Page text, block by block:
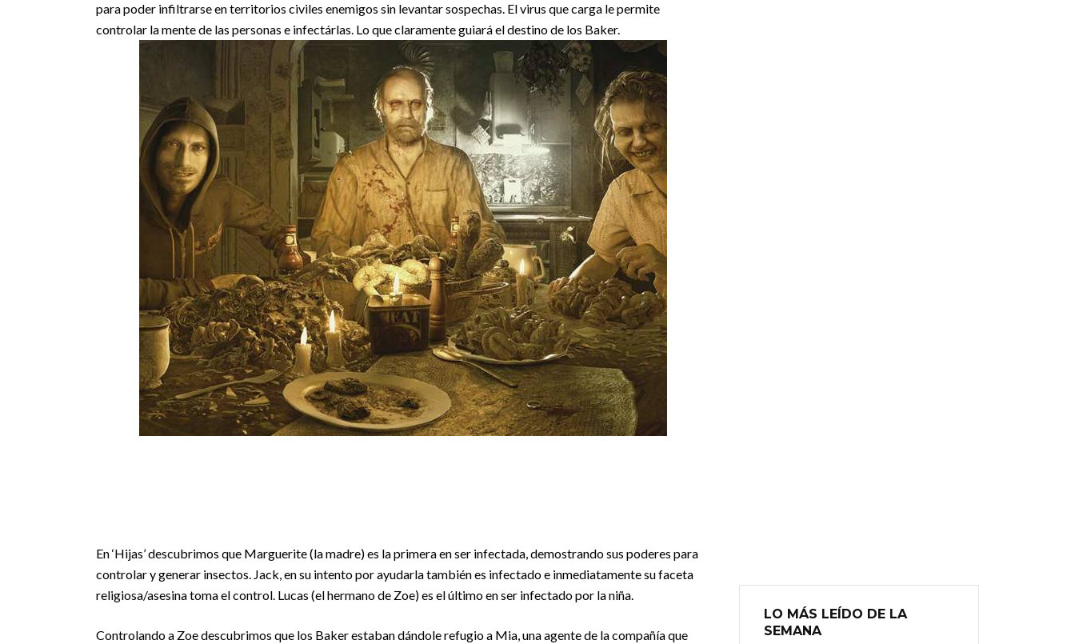
para poder infiltrarse en territorios civiles enemigos sin levantar sospechas. El virus que carga le permite
controlar la mente de las personas e infectárlas. Lo que claramente guiará el destino de los Baker.
En ‘Hijas’ descubrimos que Marguerite (la madre) es la primera en ser infectada, demostrando sus poderes para
controlar y generar insectos. Jack, en su intento por ayudarla también es infectado e inmediatamente su faceta
religiosa/asesina toma el control. Lucas (el hermano de Zoe) es el último en ser infectado por la niña.
Controlando a Zoe descubrimos que los Baker estaban dándole refugio a Mia, una agente de la compañía que
LO MÁS LEÍDO DE LA
SEMANA